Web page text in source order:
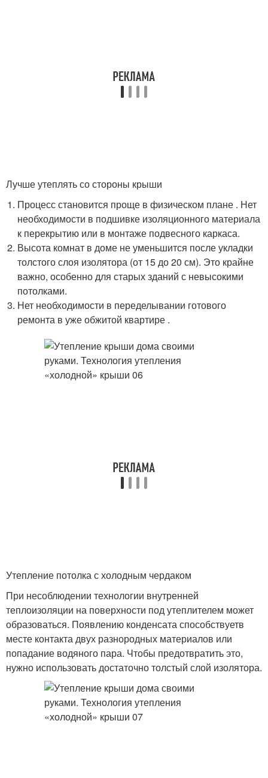
Лучше утеплять со стороны крыши
Процесс становится проще в физическом плане . Нет
необходимости в подшивке изоляционного материала
к перекрытию или в монтаже подвесного каркаса.
Высота комнат в доме не уменьшится после укладки
толстого слоя изолятора (от 15 до 20 см). Это крайне
важно, особенно для старых зданий с невысокими
потолками.
Нет необходимости в переделывании готового
ремонта в уже обжитой квартире .
Утепление потолка с холодным чердаком
При несоблюдении технологии внутренней
теплоизоляции на поверхности под утеплителем может
образоваться. Появлению конденсата способствуетв
месте контакта двух разнородных материалов или
попадание водяного пара. Чтобы предотвратить это,
нужно использовать достаточно толстый слой изолятора.